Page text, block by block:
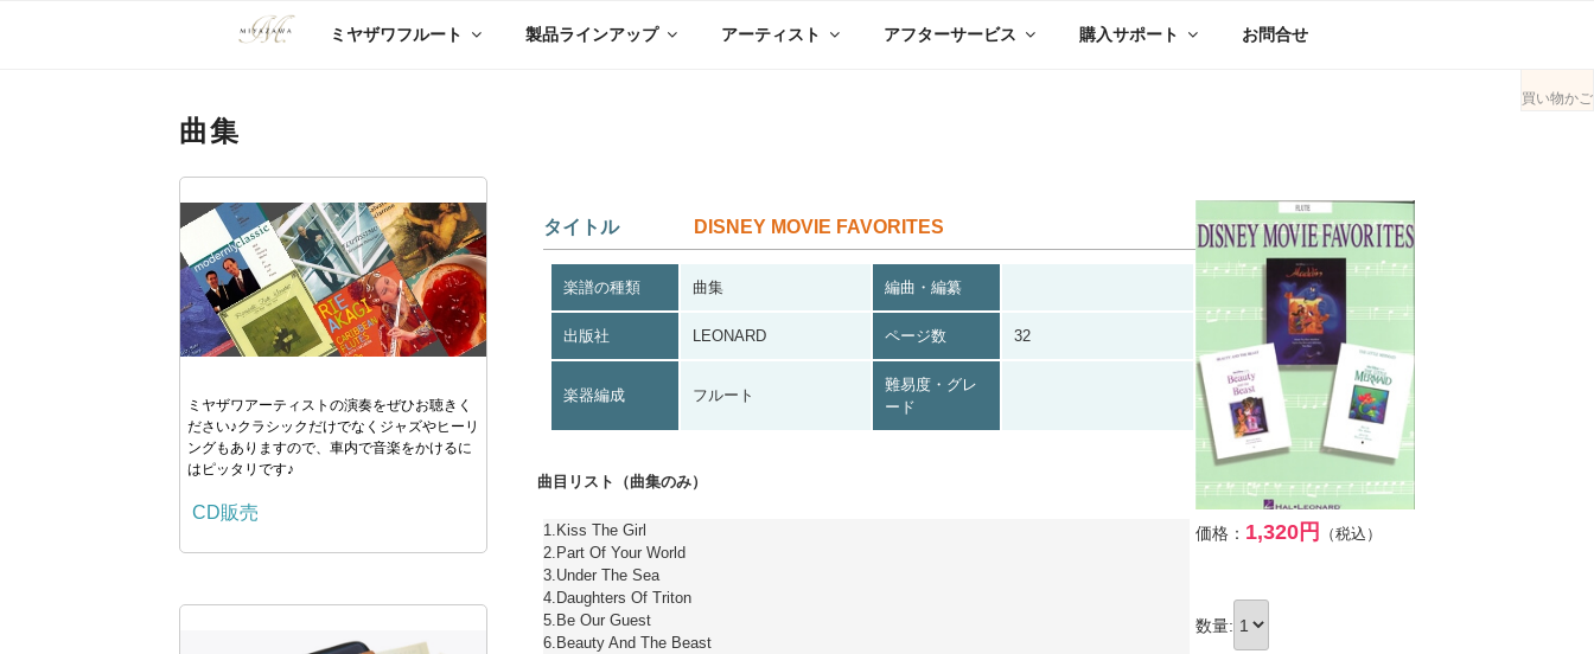
ミヤザワフルート 製品ラインアップ アーティスト アフターサービス 購入サポート お問合せ
曲集
買い物かご
タイトル DISNEY MOVIE FAVORITES
楽譜の種類 曲集 編曲・編纂
出版社 LEONARD ページ数 32
楽器編成 フルート
難易度・グレ
ード
曲目リスト（曲集のみ）
1.Kiss The Girl
2.Part Of Your World
3.Under The Sea
4.Daughters Of Triton
5.Be Our Guest
6.Beauty And The Beast
価格： 1,320円 （税込）
数量:
ミヤザワアーティストの演奏をぜひお聴きく
ださい♪クラシックだけでなくジャズやヒーリ
ングもありますので、車内で音楽をかけるに
はピッタリです♪
CD販売